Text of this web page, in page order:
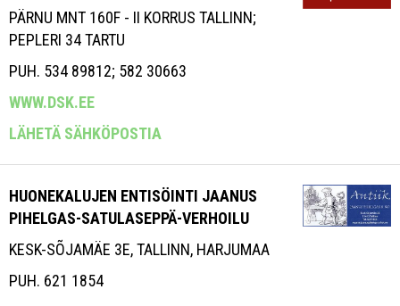
PÄRNU MNT 160F - II KORRUS TALLINN;
PEPLERI 34 TARTU
PUH. 534 89812; 582 30663
WWW.DSK.EE
LÄHETÄ SÄHKÖPOSTIA
HUONEKALUJEN ENTISÖINTI JAANUS
PIHELGAS-SATULASEPPÄ-VERHOILU
KESK-SÕJAMÄE 3E, TALLINN, HARJUMAA
PUH. 621 1854